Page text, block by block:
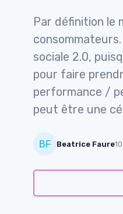
Par définition le
sociale 2.0,
pour faire
performance /
peut être une
Beatrice Faure